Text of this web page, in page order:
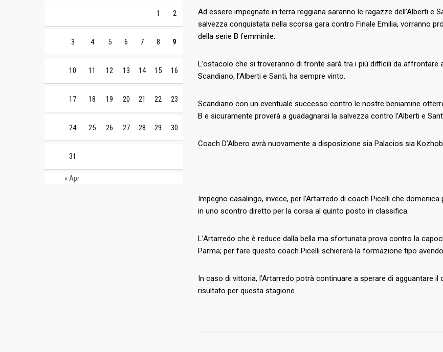
Ad essere impegnate in terra reggiana saranno le ragazze dell’Alberti e
salvezza conquistata nella scorsa gara contro Finale Emilia, vorranno
della serie B femminile.
L’ostacolo che si troveranno di fronte sarà tra i più difficili da
Scandiano, l’Alberti e Santi, ha sempre vinto.
Scandiano con un eventuale successo contro le nostre beniamine
B e sicuramente proverà a guadagnarsi la salvezza contro l’Alberti e
Coach D’Albero avrà nuovamente a disposizione sia Palacios sia
Impegno casalingo, invece, per l’Artarredo di coach Picelli che
in uno scontro diretto per la corsa al quinto posto in classifica.
L’Artarredo che è reduce dalla bella ma sfortunata prova contro la
Parma; per fare questo coach Picelli schiererà la formazione tipo
In caso di vittoria, l’Artarredo potrà continuare a sperare di agguantare
risultato per questa stagione.
« Apr
1 2
3 4 5 6 7 8 9
10 11 12 13 14 15 16
17 18 19 20 21 22 23
24 25 26 27 28 29 30
31